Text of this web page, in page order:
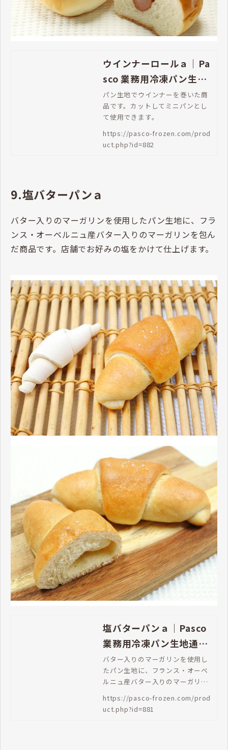
ウインナーロールａ｜Pa
sco 業務用冷凍パン生地
通販 | Pasco 業務用冷凍
パン生地通販
パン生地でウインナーを巻いた商
品です。カットしてミニパンとし
て使用できます。
https://pasco-frozen.com/prod
uct.php?id=882
9.塩バターパンａ
バター入りのマーガリンを使用したパン生地に、フラ
ンス・オーベルニュ産バター入りのマーガリンを包ん
だ商品です。店舗でお好みの塩をかけて仕上げます。
塩バターパンａ｜Pasco
業務用冷凍パン生地通販
| Pasco 業務用冷凍パン
生地通販
バター入りのマーガリンを使用し
たパン生地に、フランス・オーベ
ルニュ産バター入りのマーガリン
の塩をかけて仕上げます。
https://pasco-frozen.com/prod
uct.php?id=881